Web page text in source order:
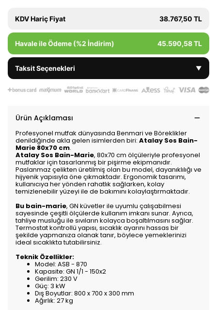
KDV Hariç Fiyat 38.767,50 TL
Havale ile Ödeme (%2 İndirim) 45.590,58 TL
Taksit Seçenekleri ▼
Ürün Açıklaması
Profesyonel mutfak dünyasında Benmari ve Böreklikler
denildiğinde akla gelen isimlerden biri: Atalay Sos Bain-
Marie 80x70 cm.
Atalay Sos Bain-Marie, 80x70 cm ölçüleriyle profesyonel
mutfaklar için tasarlanmış bir pişirme ekipmanıdır.
Paslanmaz çelikten üretilmiş olan bu model, dayanıklılığı ve
hijyenik yapısıyla öne çıkmaktadır. Ergonomik tasarımı,
kullanıcıya her yönden rahatlık sağlarken, kolay
temizlenebilir yüzeyi ile de bakımını kolaylaştırmaktadır.
Bu bain-marie, GN küvetler ile uyumlu çalışabilmesi
sayesinde çeşitli ölçülerde kullanım imkanı sunar. Ayrıca,
tahliye musluğu ile sıvıların kolayca boşaltılmasını sağlar.
Termostat kontrollü yapısı, sıcaklık ayarını hassas bir
şekilde yapmanıza olanak tanır, böylece yemeklerinizi
ideal sıcaklıkta tutabilirsiniz.
Teknik Özellikler:
Model: ASB - 870
Kapasite: GN 1/1 - 150x2
Gerilim: 230 V
Güç: 3 kW
Dış Boyutlar: 800 x 700 x 300 mm
Ağırlık: 27 kg